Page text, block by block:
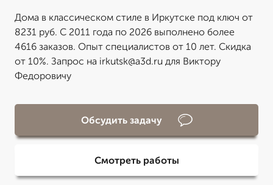
Дома в классическом стиле в Иркутске под ключ от
8231 руб. С 2011 года по 2026 выполнено более
4616 заказов. Опыт специалистов от 10 лет. Скидка
от 10%. Запрос на irkutsk@a3d.ru для Виктору
Федоровичу
Обсудить задачу
Смотреть работы